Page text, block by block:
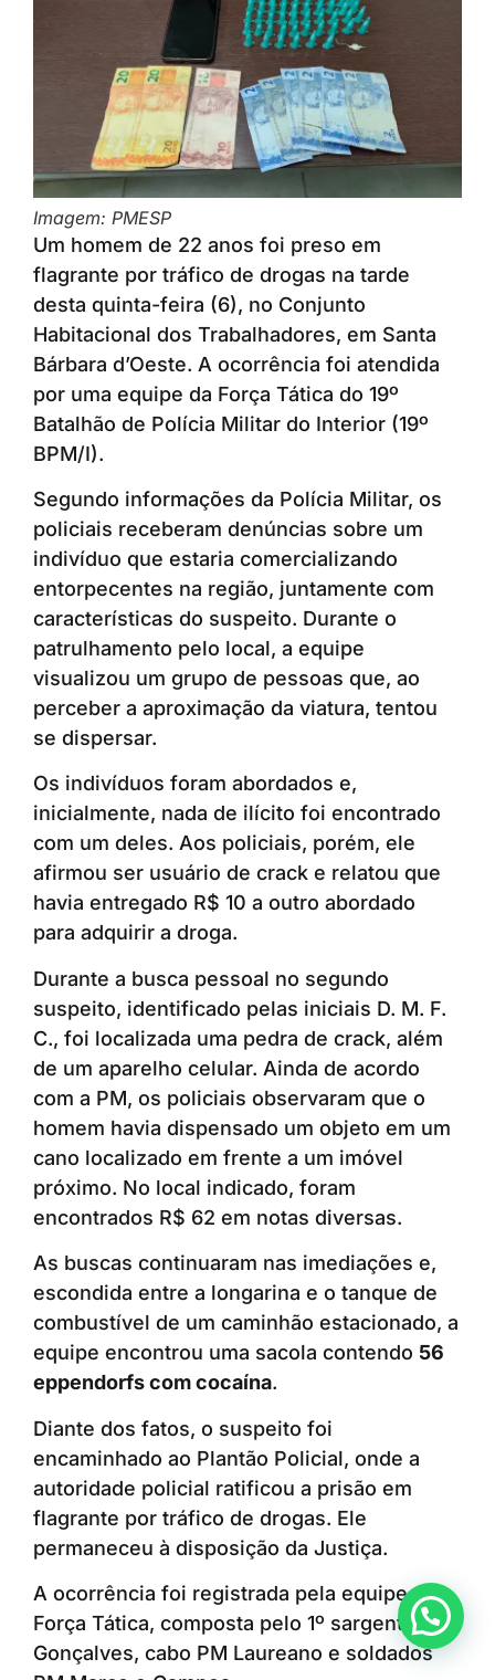
Imagem: PMESP
Um homem de 22 anos foi preso em
flagrante por tráfico de drogas na tarde
desta quinta-feira (6), no Conjunto
Habitacional dos Trabalhadores, em Santa
Bárbara d’Oeste. A ocorrência foi atendida
por uma equipe da Força Tática do 19º
Batalhão de Polícia Militar do Interior (19º
BPM/I).
Segundo informações da Polícia Militar, os
policiais receberam denúncias sobre um
indivíduo que estaria comercializando
entorpecentes na região, juntamente com
características do suspeito. Durante o
patrulhamento pelo local, a equipe
visualizou um grupo de pessoas que, ao
perceber a aproximação da viatura, tentou
se dispersar.
Os indivíduos foram abordados e,
inicialmente, nada de ilícito foi encontrado
com um deles. Aos policiais, porém, ele
afirmou ser usuário de crack e relatou que
havia entregado R$ 10 a outro abordado
para adquirir a droga.
Durante a busca pessoal no segundo
suspeito, identificado pelas iniciais D. M. F.
C., foi localizada uma pedra de crack, além
de um aparelho celular. Ainda de acordo
com a PM, os policiais observaram que o
homem havia dispensado um objeto em um
cano localizado em frente a um imóvel
próximo. No local indicado, foram
encontrados R$ 62 em notas diversas.
As buscas continuaram nas imediações e,
escondida entre a longarina e o tanque de
combustível de um caminhão estacionado, a
equipe encontrou uma sacola contendo 56
eppendorfs com cocaína.
Diante dos fatos, o suspeito foi
encaminhado ao Plantão Policial, onde a
autoridade policial ratificou a prisão em
flagrante por tráfico de drogas. Ele
permaneceu à disposição da Justiça.
A ocorrência foi registrada pela equipe da
Força Tática, composta pelo 1º sargento PM
Gonçalves, cabo PM Laureano e soldados
Anunciar ou recomendar matéria